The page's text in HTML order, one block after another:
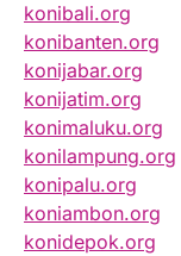
konibali.org
konibanten.org
konijabar.org
konijatim.org
konimaluku.org
konilampung.org
konipalu.org
koniambon.org
konidepok.org